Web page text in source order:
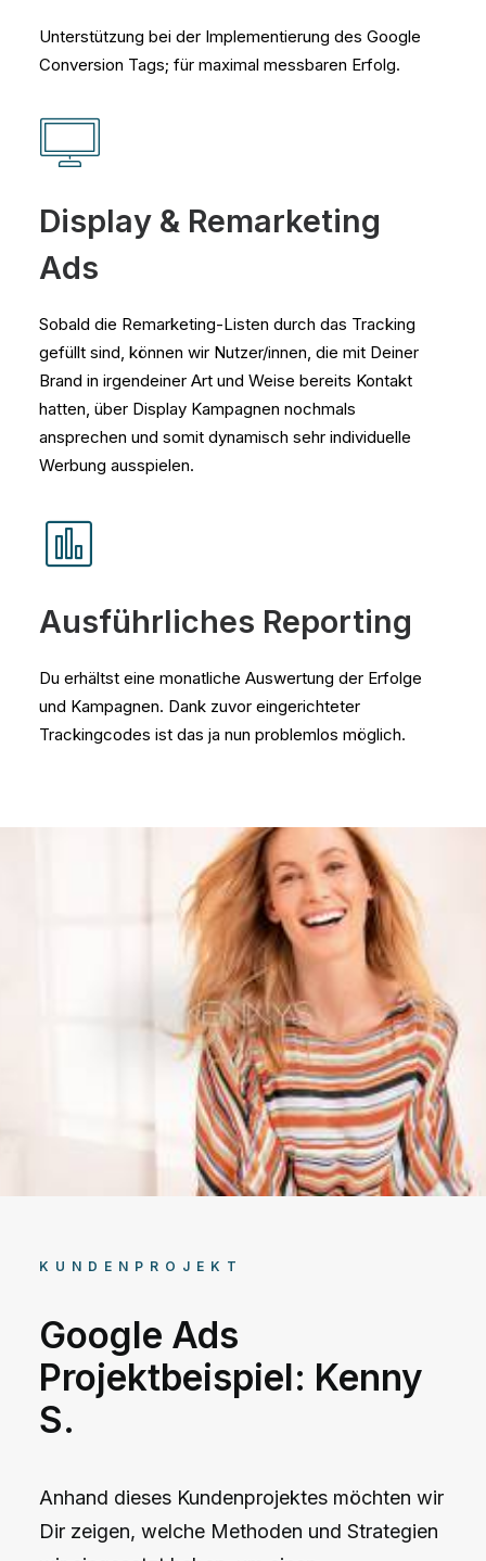
Unterstützung bei der Implementierung des Google
Conversion Tags; für maximal messbaren Erfolg.
Display & Remarketing
Ads
Sobald die Remarketing-Listen durch das Tracking
gefüllt sind, können wir Nutzer/innen, die mit Deiner
Brand in irgendeiner Art und Weise bereits Kontakt
hatten, über Display Kampagnen nochmals
ansprechen und somit dynamisch sehr individuelle
Werbung ausspielen.
Ausführliches Reporting
Du erhältst eine monatliche Auswertung der Erfolge
und Kampagnen. Dank zuvor eingerichteter
Trackingcodes ist das ja nun problemlos möglich.
KUNDENPROJEKT
Google Ads
Projektbeispiel: Kenny
S.
Anhand dieses Kundenprojektes möchten wir
Dir zeigen, welche Methoden und Strategien